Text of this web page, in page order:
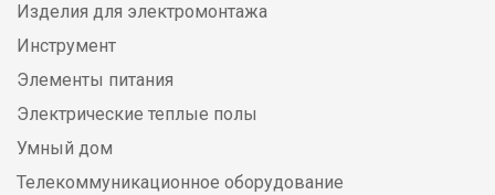
Изделия для электромонтажа
Инструмент
Элементы питания
Электрические теплые полы
Умный дом
Телекоммуникационное оборудование